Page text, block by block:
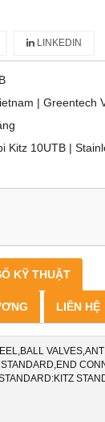
LINKEDIN
| Greentech
Kitz 10UTB |
KỸ THUẬT
LIÊN HỆ